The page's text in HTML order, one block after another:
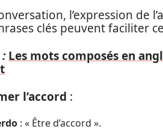
l’expression de
clés peuvent faciliter
Les mots composés en
l’accord :
: « Être d’accord ».